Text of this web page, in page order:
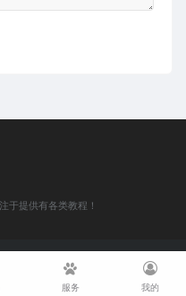
于提供有各类教程！
集于网络，若侵犯了您的合法
号-1
服务 我的